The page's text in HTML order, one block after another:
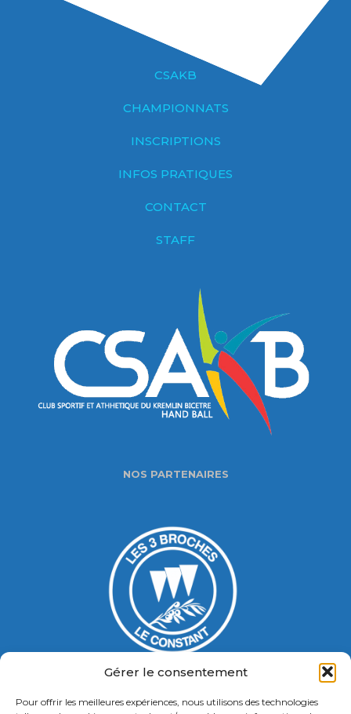
Gérer le consentement
Pour offrir les meilleures expériences, nous utilisons des technologies
CSAKB
CHAMPIONNATS
INSCRIPTIONS
INFOS PRATIQUES
CONTACT
STAFF
NOS PARTENAIRES
Gymnase Jacques Ducasse